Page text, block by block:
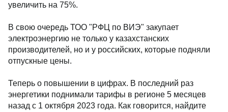
увеличить на 75%.
В свою очередь ТОО "РФЦ по ВИЭ" закупает
электроэнергию не только у казахстанских
производителей, но и у российских, которые подняли
отпускные цены.
Теперь о повышении в цифрах. В последний раз
энергетики поднимали тарифы в регионе 5 месяцев
назад с 1 октября 2023 года. Как говорится, найдите